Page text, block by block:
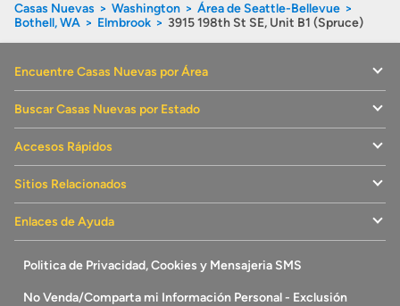
Casas Nuevas Washington
Área de Seattle-Bellevue
Bothell, WA
Elmbrook 3915 198th St SE, Unit B1 (Spruce)
Encuentre Casas Nuevas por Área
Buscar Casas Nuevas por Estado
Accesos Rápidos
Sitios Relacionados
Enlaces de Ayuda
Politica de Privacidad, Cookies y Mensajeria SMS
No Venda/Comparta mi Información Personal - Exclusión